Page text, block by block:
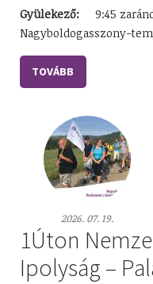
Gyülekező: 9:45
Nagyboldogasszony-
TOVÁBB
2026. 07. 19.
1Úton
Ipolyság –